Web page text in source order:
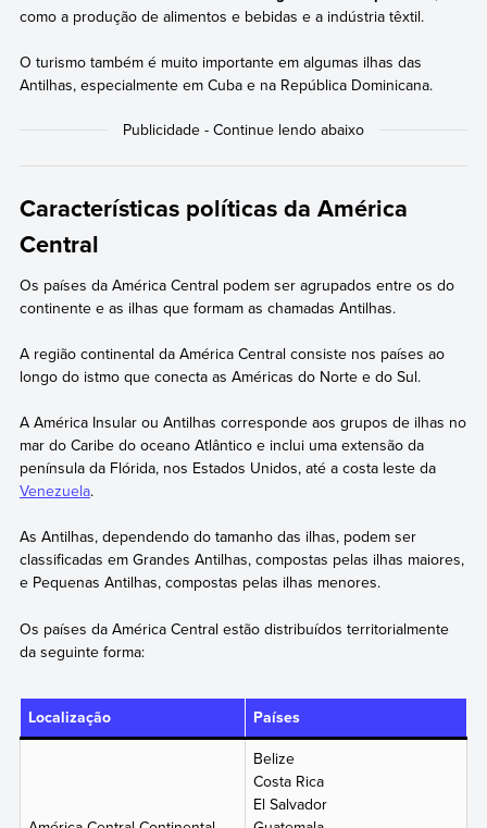
como a produção de alimentos e bebidas e a indústria têxtil.
O turismo também é muito importante em algumas ilhas das
Antilhas, especialmente em Cuba e na República Dominicana.
Características políticas da América
Central
Os países da América Central podem ser agrupados entre os do
continente e as ilhas que formam as chamadas Antilhas.
A região continental da América Central consiste nos países ao
longo do istmo que conecta as Américas do Norte e do Sul.
A América Insular ou Antilhas corresponde aos grupos de ilhas no
mar do Caribe do oceano Atlântico e inclui uma extensão da
península da Flórida, nos Estados Unidos, até a costa leste da
Venezuela.
As Antilhas, dependendo do tamanho das ilhas, podem ser
classificadas em Grandes Antilhas, compostas pelas ilhas maiores,
e Pequenas Antilhas, compostas pelas ilhas menores.
Os países da América Central estão distribuídos territorialmente
da seguinte forma:
Localização Países
Belize
Costa Rica
El Salvador